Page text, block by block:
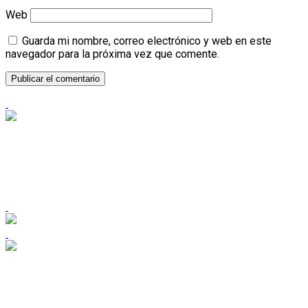
Web
Guarda mi nombre, correo electrónico y web en este
navegador para la próxima vez que comente.